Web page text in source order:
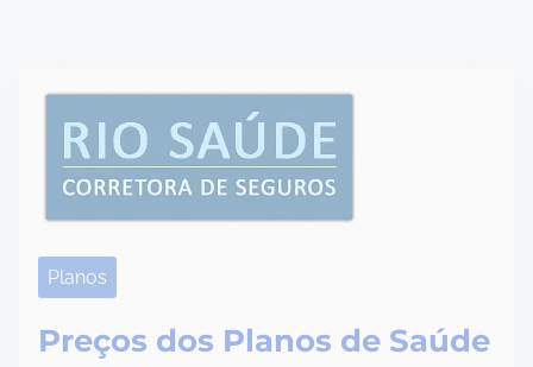
Planos
Preços dos Planos de Saúde